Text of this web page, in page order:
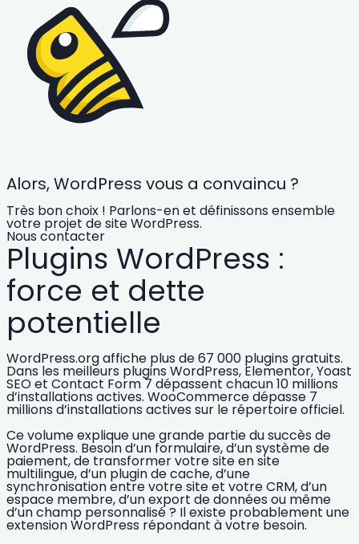
Alors, WordPress vous a convaincu ?
Très bon choix ! Parlons-en et définissons ensemble
votre projet de site WordPress.
Nous contacter
Plugins WordPress :
force et dette
potentielle
WordPress.org affiche plus de67 000 plugins gratuits.
Dans les meilleurs plugins WordPress, Elementor, Yoast
SEO et Contact Form 7 dépassent chacun10 millions
d’installations actives. WooCommerce dépasse 7
millions d’installations actives sur le répertoire officiel.
Ce volume explique une grande partie du succès de
WordPress. Besoin d’un formulaire, d’un système de
paiement, de transformer votre site ensite
multilingue, d’un plugin de cache, d’une
synchronisation entre votre site et votre CRM, d’un
espace membre, d’un export de données ou même
d’un champ personnalisé ? Il existe probablement une
extension WordPress répondant à votre besoin.